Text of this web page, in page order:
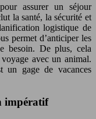
assurer un séjour
la santé, la sécurité et
logistique de
permet d’anticiper les
besoin. De plus, cela
avec un animal.
un gage de vacances
impératif